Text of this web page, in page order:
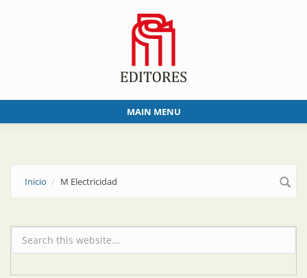
MAIN MENU
Inicio M Electricidad
Formulario de búsqueda